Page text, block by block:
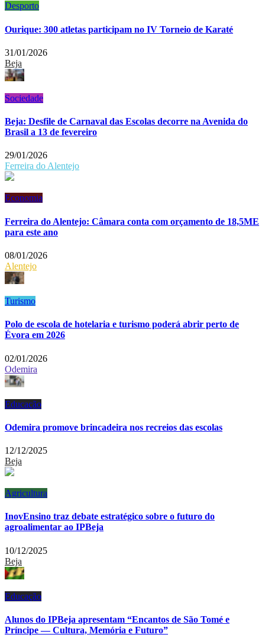
Desporto
Ourique: 300 atletas participam no IV Torneio de Karaté
31/01/2026
Beja
Sociedade
Beja: Desfile de Carnaval das Escolas decorre na Avenida do
Brasil a 13 de fevereiro
29/01/2026
Ferreira do Alentejo
Economia
Ferreira do Alentejo: Câmara conta com orçamento de 18,5ME
para este ano
08/01/2026
Alentejo
Turismo
Polo de escola de hotelaria e turismo poderá abrir perto de
Évora em 2026
02/01/2026
Odemira
Educação
Odemira promove brincadeira nos recreios das escolas
12/12/2025
Beja
Agricultura
InovEnsino traz debate estratégico sobre o futuro do
agroalimentar ao IPBeja
10/12/2025
Beja
Educação
Alunos do IPBeja apresentam “Encantos de São Tomé e
Príncipe — Cultura, Memória e Futuro”